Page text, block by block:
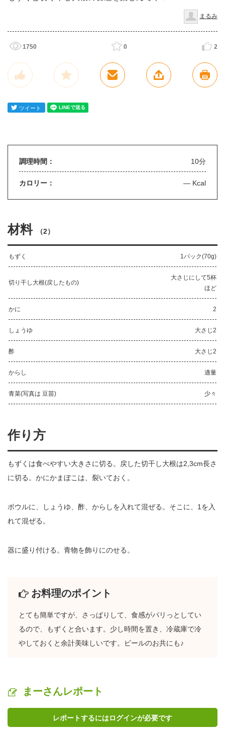
まるみ
1750 0 2
調理時間： 10分
カロリー： — Kcal
材料 （2）
もずく 1パック(70g)
切り干し大根(戻したもの)
大さじにして5杯
ほど
かに 2
しょうゆ 大さじ2
酢 大さじ2
からし 適量
青菜(写真は 豆苗) 少々
作り方
もずくは食べやすい大きさに切る。戻した切干し大根は2,3cm長さ
に切る。かにかまぼこは、裂いておく。
ボウルに、しょうゆ、酢、からしを入れて混ぜる。そこに、1を入
れて混ぜる。
器に盛り付ける。青物を飾りにのせる。
お料理のポイント
とても簡単ですが、さっぱりして、食感がパリっとしてい
るので、もずくと合います。少し時間を置き、冷蔵庫で冷
やしておくと余計美味しいです。ビールのお共にも♪
まーさんレポート
レポートするにはログインが必要です